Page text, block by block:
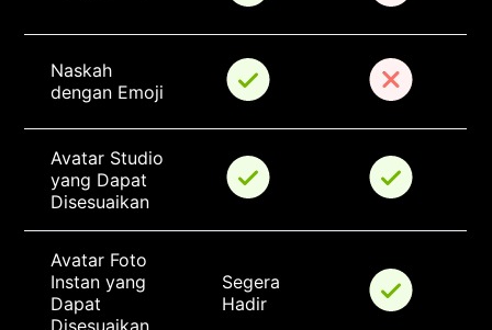
Naskah
dengan Emoji
Avatar Studio
yang Dapat
Disesuaikan
Avatar Foto
Instan yang
Dapat
Segera
Hadir